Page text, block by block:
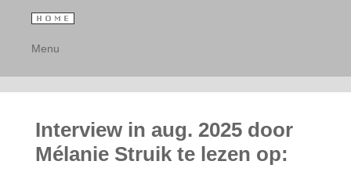
Menu
Interview in aug. 2025 door
Mélanie Struik te lezen op: